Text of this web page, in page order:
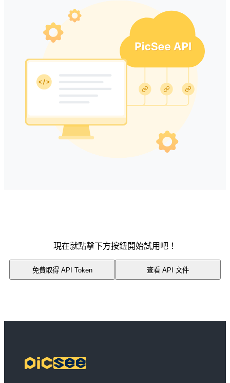
現在就點擊下方按鈕開始試用吧！
免費取得 API Token 查看 API 文件